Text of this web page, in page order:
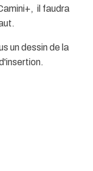
il faudra
un dessin de la